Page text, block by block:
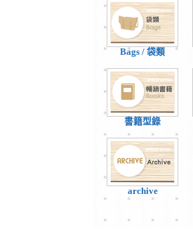
Bags / 袋類
書籍型錄
archive